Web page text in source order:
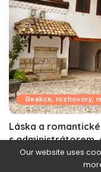
Reakce, rozhovory,
Láska a
s administrátorem,
Our website uses